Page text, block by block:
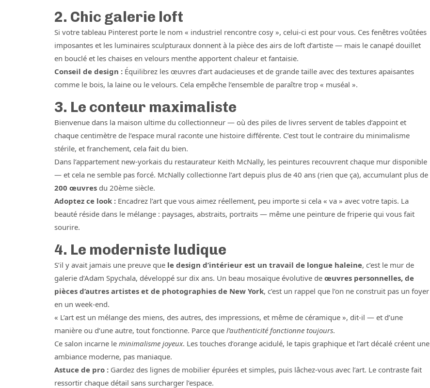
2. Chic galerie loft
Si votre tableau Pinterest porte le nom « industriel rencontre cosy », celui-ci est pour vous. Ces fenêtres voûtées
imposantes et les luminaires sculpturaux donnent à la pièce des airs de loft d’artiste — mais le canapé douillet
en bouclé et les chaises en velours menthe apportent chaleur et fantaisie.
Conseil de design : Équilibrez les œuvres d’art audacieuses et de grande taille avec des textures apaisantes
comme le bois, la laine ou le velours. Cela empêche l’ensemble de paraître trop « muséal ».
3. Le conteur maximaliste
Bienvenue dans la maison ultime du collectionneur — où des piles de livres servent de tables d’appoint et
chaque centimètre de l’espace mural raconte une histoire différente. C’est tout le contraire du minimalisme
stérile, et franchement, cela fait du bien.
Dans l’appartement new-yorkais du restaurateur Keith McNally, les peintures recouvrent chaque mur disponible
— et cela ne semble pas forcé. McNally collectionne l’art depuis plus de 40 ans (rien que ça), accumulant plus de
200 œuvres du 20ème siècle.
Adoptez ce look : Encadrez l’art que vous aimez réellement, peu importe si cela « va » avec votre tapis. La
beauté réside dans le mélange : paysages, abstraits, portraits — même une peinture de friperie qui vous fait
sourire.
4. Le moderniste ludique
S’il y avait jamais une preuve que le design d’intérieur est un travail de longue haleine, c’est le mur de
galerie d’Adam Spychala, développé sur dix ans. Un beau mosaïque évolutive de œuvres personnelles, de
pièces d’autres artistes et de photographies de New York, c’est un rappel que l’on ne construit pas un foyer
en un week-end.
« L’art est un mélange des miens, des autres, des impressions, et même de céramique », dit-il — et d’une
manière ou d’une autre, tout fonctionne. Parce que l’authenticité fonctionne toujours.
Ce salon incarne le minimalisme joyeux. Les touches d’orange acidulé, le tapis graphique et l’art décalé créent une
ambiance moderne, pas maniaque.
Astuce de pro : Gardez des lignes de mobilier épurées et simples, puis lâchez-vous avec l’art. Le contraste fait
ressortir chaque détail sans surcharger l’espace.